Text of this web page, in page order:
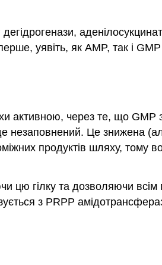
уявіть, як AMP, так і
активною, через те, що GMP
незаповнений. Це знижена
продуктів шляху, тому
цю гілку та дозволяючи
з PRPP